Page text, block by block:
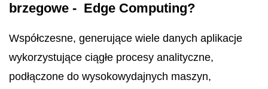
brzegowe - Edge Computing?
Współczesne, generujące wiele danych aplikacje
wykorzystujące ciągłe procesy analityczne,
podłączone do wysokowydajnych maszyn,